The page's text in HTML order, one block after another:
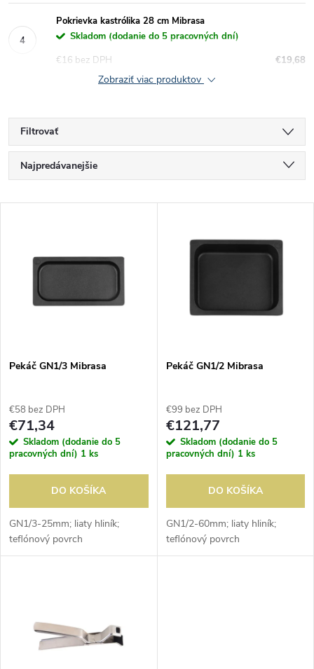
Pokrievka kastrólika 28 cm Mibrasa
Skladom (dodanie do 5 pracovných dní)
€19,68
€16 bez DPH
Zobraziť viac produktov
Filtrovať
R
a
e
p
r
o
d
u
Najpredávanejšie
s
r
o
d
u
k
Pekáč GN1/3 Mibrasa
€58 bez DPH
€71,34
Skladom (dodanie do 5
pracovných dní) 1 ks
DO KOŠÍKA
GN1/3-25mm; liaty hliník;
teflónový povrch
Pekáč GN1/2 Mibrasa
€99 bez DPH
€121,77
Skladom (dodanie do 5
pracovných dní) 1 ks
DO KOŠÍKA
GN1/2-60mm; liaty hliník;
teflónový povrch